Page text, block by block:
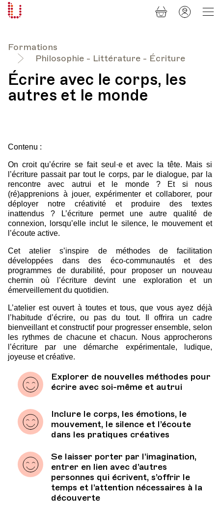
Formations
Philosophie - Littérature - Écriture
Écrire avec le corps, les
autres et le monde
Contenu :
On croit qu’écrire se fait seul·e et avec la tête. Mais si
l’écriture passait par tout le corps, par le dialogue, par la
rencontre avec autrui et le monde ? Et si nous
(ré)apprenions à jouer, expérimenter et collaborer, pour
déployer notre créativité et produire des textes
inattendus ? L’écriture permet une autre qualité de
connexion, lorsqu’elle inclut le silence, le mouvement et
l’écoute active.
Cet atelier s’inspire de méthodes de facilitation
développées dans des éco-communautés et des
programmes de durabilité, pour proposer un nouveau
chemin où l’écriture devint une exploration et un
émerveillement du quotidien.
L’atelier est ouvert à toutes et tous, que vous ayez déjà
l’habitude d’écrire, ou pas du tout. Il offrira un cadre
bienveillant et constructif pour progresser ensemble, selon
les rythmes de chacune et chacun. Nous approcherons
l’écriture par une démarche expérimentale, ludique,
joyeuse et créative.
Explorer de nouvelles méthodes pour
écrire avec soi-même et autrui
Inclure le corps, les émotions, le
mouvement, le silence et l’écoute
dans les pratiques créatives
Se laisser porter par l’imagination,
entrer en lien avec d’autres
personnes qui écrivent, s’offrir le
temps et l’attention nécessaires à la
découverte
Panier
Mon